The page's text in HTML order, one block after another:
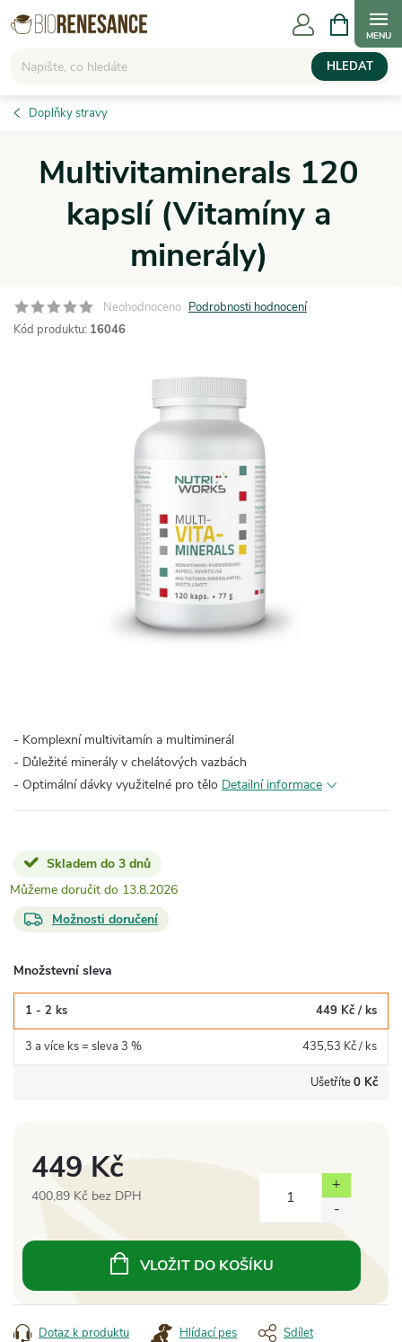
Přejít
na
HLEDAT
NÁKUPNÍ
KOŠÍK
Doplňky stravy
Multivitaminerals 120
kapslí (Vitamíny a
minerály)
Neohodnoceno Podrobnosti hodnocení
Kód produktu: 16046
- Komplexní multivitamín a multiminerál
- Důležité minerály v chelátových vazbách
- Optimální dávky využitelné pro tělo Detailní informace
Skladem do 3 dnů
13.8.2026
Možnosti doručení
Množstevní sleva
1 - 2 ks 449 Kč / ks
3 a více ks = sleva 3 % 435,53 Kč/ ks
Ušetříte0 Kč
449 Kč
400,89 Kč bez DPH
cena:
VLOŽIT DO KOŠÍKU
Dotaz k produktu Hlídací pes Sdílet